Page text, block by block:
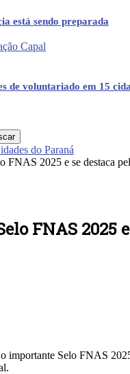
está sendo preparada
de voluntariado em 15
do Paraná
FNAS 2025 e se destaca
FNAS 2025
importante Selo FNAS